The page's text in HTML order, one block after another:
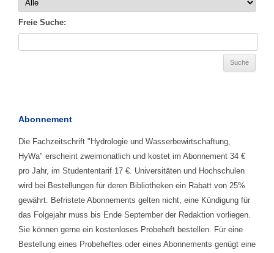
Freie Suche:
Abonnement
Die Fachzeitschrift "Hydrologie und Wasserbewirtschaftung,
HyWa" erscheint zweimonatlich und kostet im Abonnement 34 €
pro Jahr, im Studententarif 17 €. Universitäten und Hochschulen
wird bei Bestellungen für deren Bibliotheken ein Rabatt von 25%
gewährt. Befristete Abonnements gelten nicht, eine Kündigung für
das Folgejahr muss bis Ende September der Redaktion vorliegen.
Sie können gerne ein kostenloses Probeheft bestellen. Für eine
Bestellung eines Probeheftes oder eines Abonnements genügt eine